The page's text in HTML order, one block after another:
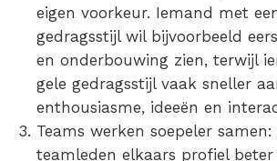
eigen voorkeur. Iemand met
gedragsstijl wil bijvoorbeeld
en onderbouwing zien, terwijl
gele gedragsstijl vaak sneller
enthousiasme, ideeën en
Teams werken soepeler
teamleden elkaars profiel beter